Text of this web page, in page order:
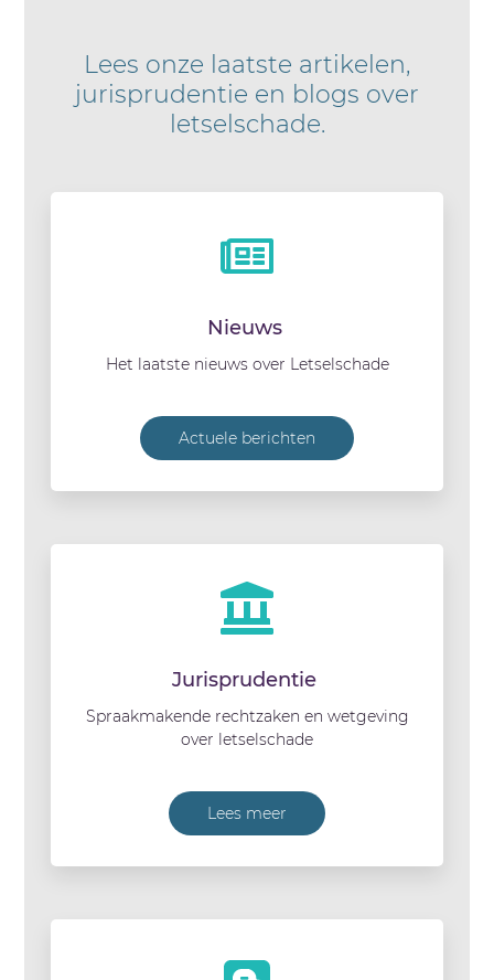
Lees onze laatste artikelen,
jurisprudentie en blogs over
letselschade.
Nieuws
Het laatste nieuws over Letselschade
Actuele berichten
Jurisprudentie
Spraakmakende rechtzaken en wetgeving
over letselschade
Lees meer